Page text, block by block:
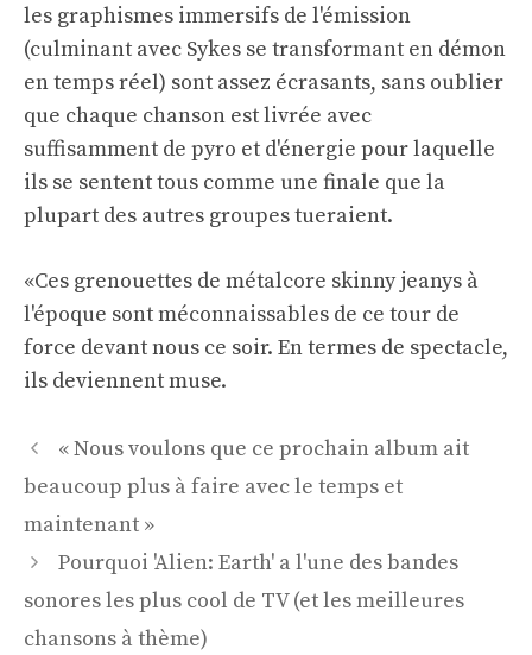
les graphismes immersifs de l'émission
(culminant avec Sykes se transformant en démon
en temps réel) sont assez écrasants, sans oublier
que chaque chanson est livrée avec
suffisamment de pyro et d'énergie pour laquelle
ils se sentent tous comme une finale que la
plupart des autres groupes tueraient.
«Ces grenouettes de métalcore skinny jeanys à
l'époque sont méconnaissables de ce tour de
force devant nous ce soir. En termes de spectacle,
ils deviennent muse.
Navigation
des
articles
« Nous voulons que ce prochain album ait
beaucoup plus à faire avec le temps et
maintenant »
Pourquoi 'Alien: Earth' a l'une des bandes
sonores les plus cool de TV (et les meilleures
chansons à thème)